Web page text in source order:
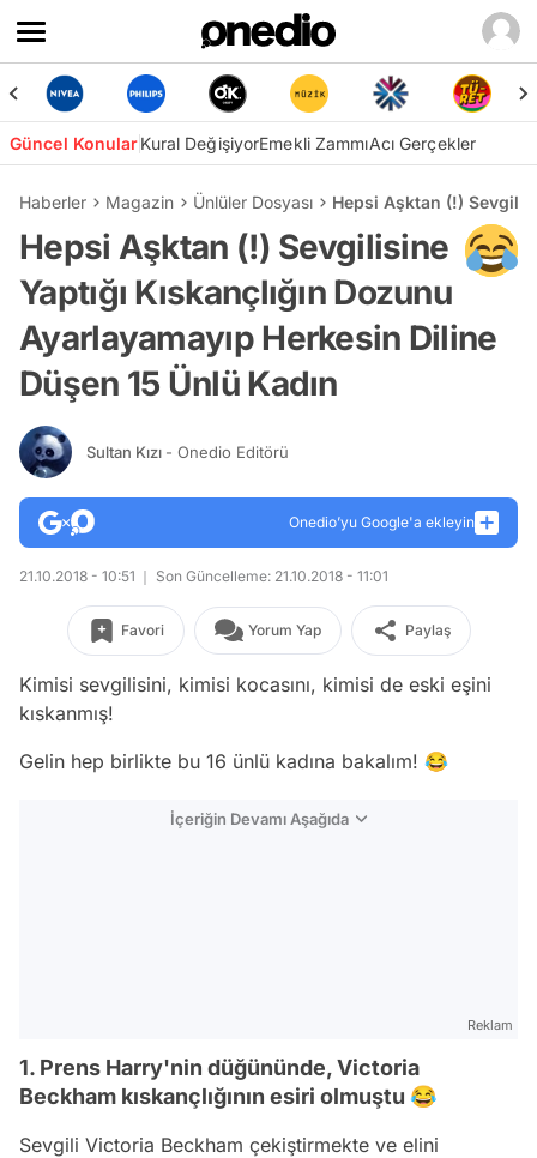
Güncel KonularKural DeğişiyorEmekli ZammıAcı Gerçekler
Haberler Magazin Ünlüler Dosyası Hepsi Aşktan (!)
Hepsi Aşktan (!) Sevgilisine
Yaptığı Kıskançlığın Dozunu
Ayarlayamayıp Herkesin Diline
Düşen 15 Ünlü Kadın
Sultan Kızı - Onedio Editörü
Onedio’yu Google'a ekleyin
21.10.2018 - 10:51 Son Güncelleme: 21.10.2018 - 11:01
Favori Yorum Yap Paylaş
Kimisi sevgilisini, kimisi kocasını, kimisi de eski eşini
kıskanmış!
Gelin hep birlikte bu 16 ünlü kadına bakalım! 😂
İçeriğin Devamı Aşağıda
Reklam
1. Prens Harry'nin düğününde, Victoria
Beckham kıskançlığının esiri olmuştu 😂
Sevgili Victoria Beckham çekiştirmekte ve elini